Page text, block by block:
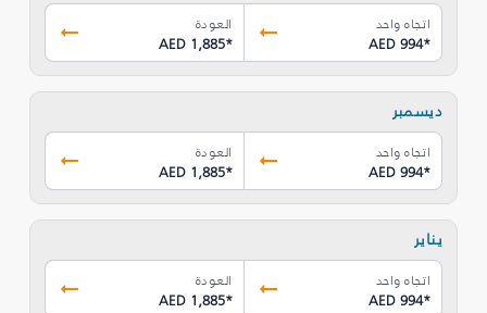
اتجاه واحد
AED 994*
العودة
AED 1,885*
ديسمبر
اتجاه واحد
AED 994*
العودة
AED 1,885*
يناير
اتجاه واحد
AED 994*
العودة
AED 1,885*